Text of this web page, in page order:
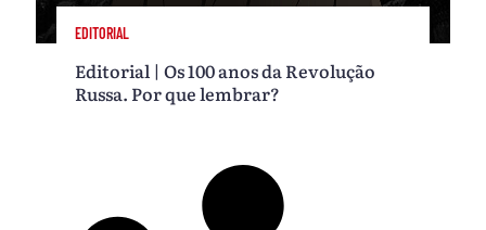
EDITORIAL
Editorial | Os 100 anos da Revolução
Russa. Por que lembrar?